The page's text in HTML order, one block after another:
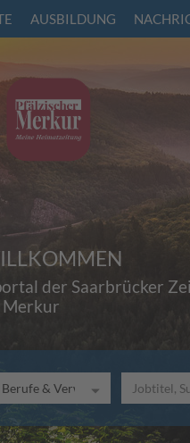
AUSBILDUNG
der Saarbrücker
Merkur